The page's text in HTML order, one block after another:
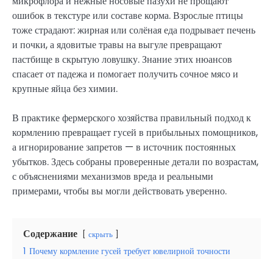
ошибок в текстуре или составе корма. Взрослые птицы
тоже страдают: жирная или солёная еда подрывает печень
и почки, а ядовитые травы на выгуле превращают
пастбище в скрытую ловушку. Знание этих нюансов
спасает от падежа и помогает получить сочное мясо и
крупные яйца без химии.
В практике фермерского хозяйства правильный подход к
кормлению превращает гусей в прибыльных помощников,
а игнорирование запретов — в источник постоянных
убытков. Здесь собраны проверенные детали по возрастам,
с объяснениями механизмов вреда и реальными
примерами, чтобы вы могли действовать уверенно.
Содержание скрыть
1 Почему кормление гусей требует ювелирной точности